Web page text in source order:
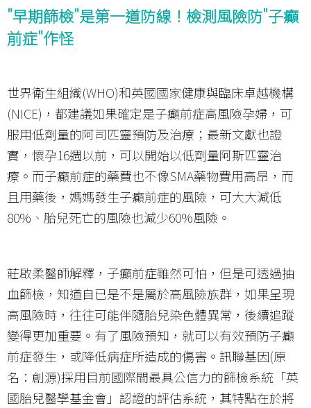
"早期篩檢"是第一道防線！檢測風險防"子癲
前症"作怪
世界衛生組織(WHO)和英國國家健康與臨床卓越機構
(NICE)，都建議如果確定是子癲前症高風險孕婦，可
服用低劑量的阿司匹靈預防及治療；最新文獻也證
實，懷孕16週以前，可以開始以低劑量阿斯匹靈治
療。而子癲前症的藥費也不像SMA藥物費用高昂，而
且用藥後，媽媽發生子癲前症的風險，可大大減低
80%、胎兒死亡的風險也減少60%風險。
莊啟柔醫師解釋，子癲前症雖然可怕，但是可透過抽
血篩檢，知道自已是不是屬於高風險族群，如果呈現
高風險時，往往可能伴隨胎兒染色體異常，後續追蹤
變得更加重要。有了風險預知，就可以有效預防子癲
前症發生，或降低病症所造成的傷害。訊聯基因(原
名：創源)採用目前國際間最具公信力的篩檢系統「英
國胎兒醫學基金會」認證的評估系統，其特點在於將